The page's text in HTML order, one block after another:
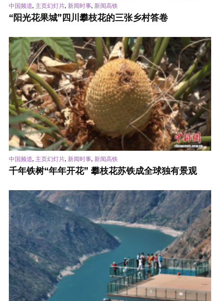
中国频道, 主页幻灯片, 新闻时事, 新闻高铁
“阳光花果城”四川攀枝花的三张乡村答卷
中国频道, 主页幻灯片, 新闻时事, 新闻高铁
千年铁树“年年开花” 攀枝花苏铁成全球独有景观